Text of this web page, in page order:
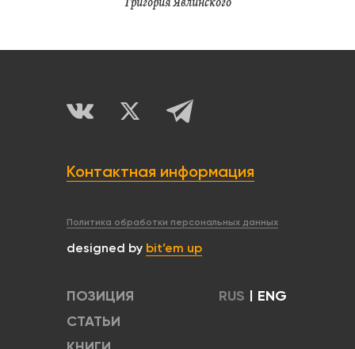
Григория Явлинского
Контактная информация
Политика обработки персональных данных
designed by bit’em up
ПОЗИЦИЯ
СТАТЬИ
RUS | ENG